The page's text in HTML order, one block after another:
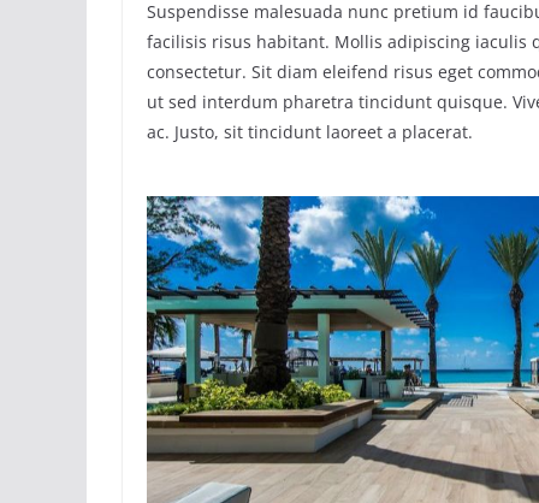
Suspendisse malesuada nunc pretium id
facilisis risus habitant. Mollis adipiscing iaculis
consectetur. Sit diam eleifend risus eget
ut sed interdum pharetra tincidunt quisque.
ac. Justo, sit tincidunt laoreet a placerat.